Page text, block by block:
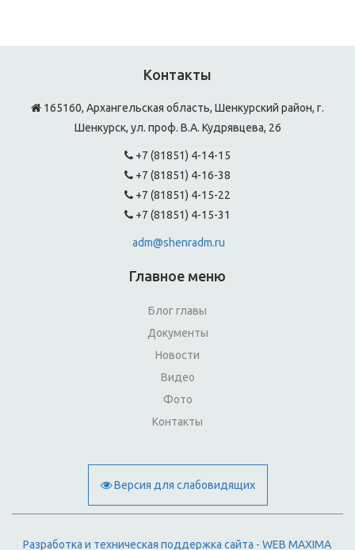
Контакты
165160, Архангельская область, Шенкурский район, г.
Шенкурск, ул. проф. В.А. Кудрявцева, 26
+7 (81851) 4-14-15
+7 (81851) 4-16-38
+7 (81851) 4-15-22
+7 (81851) 4-15-31
adm@shenradm.ru
Главное меню
Блог главы
Документы
Новости
Видео
Фото
Контакты
Версия для слабовидящих
Разработка и техническая поддержка сайта - WEB MAXIMA